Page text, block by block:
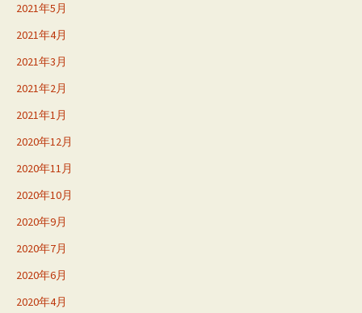
2021年5月
2021年4月
2021年3月
2021年2月
2021年1月
2020年12月
2020年11月
2020年10月
2020年9月
2020年7月
2020年6月
2020年4月